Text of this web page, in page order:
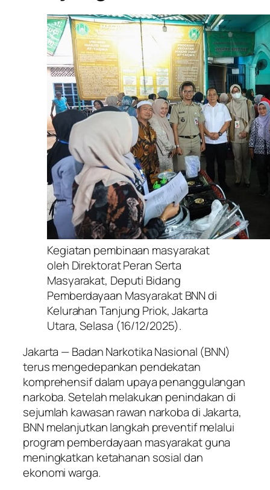
Kegiatan pembinaan masyarakat
oleh Direktorat Peran Serta
Masyarakat, Deputi Bidang
Pemberdayaan Masyarakat BNN di
Kelurahan Tanjung Priok, Jakarta
Utara, Selasa (16/12/2025).
Jakarta — Badan Narkotika Nasional (BNN)
terus mengedepankan pendekatan
komprehensif dalam upaya penanggulangan
narkoba. Setelah melakukan penindakan di
sejumlah kawasan rawan narkoba di Jakarta,
BNN melanjutkan langkah preventif melalui
program pemberdayaan masyarakat guna
meningkatkan ketahanan sosial dan
ekonomi warga.